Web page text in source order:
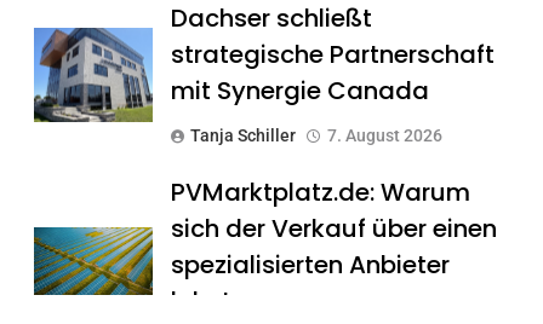
Dachser schließt
strategische Partnerschaft
mit Synergie Canada
Tanja Schiller 7. August 2026
PVMarktplatz.de: Warum
sich der Verkauf über einen
spezialisierten Anbieter
lohnt